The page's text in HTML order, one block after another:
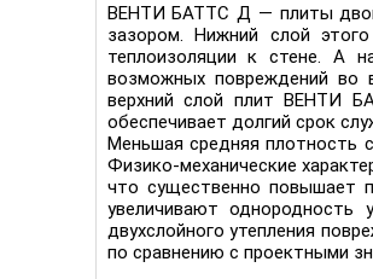
ВЕНТИ БАТТС Д — плиты
зазором. Нижний слой
теплоизоляции к стене. А
возможных повреждений во
верхний слой плит ВЕНТИ
обеспечивает долгий срок
Меньшая средняя плотность
Физико-механические
что существенно повышает
увеличивают однородность
двухслойного утепления
по сравнению с проектными